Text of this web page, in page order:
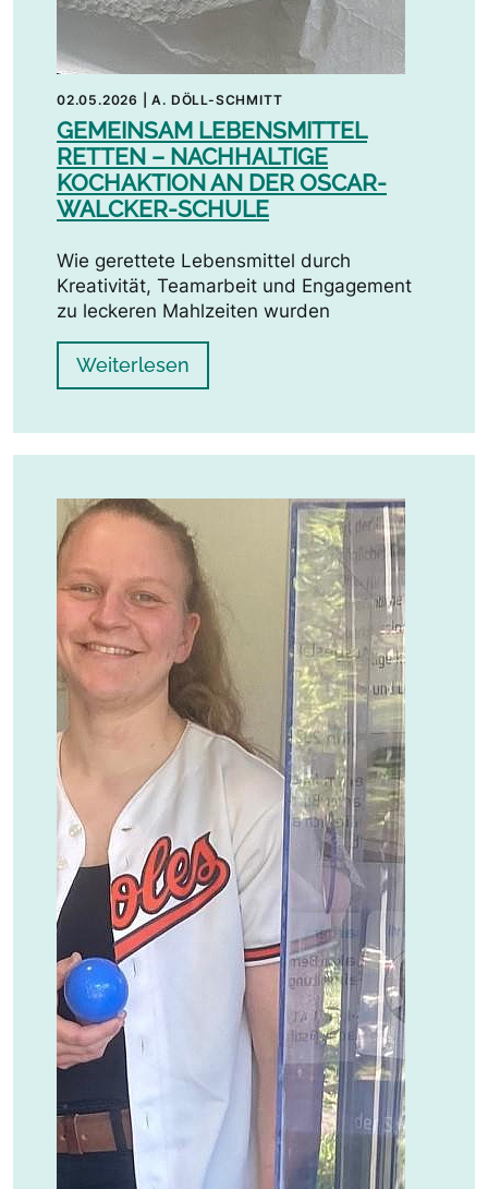
02.05.2026 |A. DÖLL-SCHMITT
GEMEINSAM LEBENSMITTEL
RETTEN – NACHHALTIGE
KOCHAKTION AN DER OSCAR-
WALCKER-SCHULE
Wie gerettete Lebensmittel durch
Kreativität, Teamarbeit und Engagement
zu leckeren Mahlzeiten wurden
Weiterlesen